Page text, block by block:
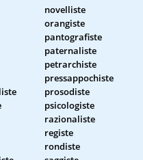
novelliste
orangiste
pantografiste
paternaliste
petrarchiste
pressappochiste
prosodiste
psicologiste
razionaliste
registe
rondiste